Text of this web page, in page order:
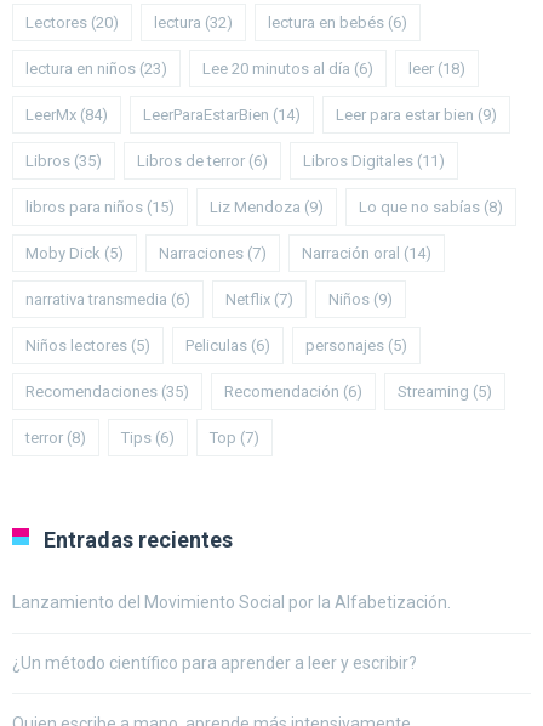
Lectores (20) lectura (32) lectura en bebés (6)
lectura en niños (23) Lee 20 minutos al día (6) leer (18)
LeerMx (84) LeerParaEstarBien (14) Leer para estar bien (9)
Libros (35) Libros de terror (6) Libros Digitales (11)
libros para niños (15) Liz Mendoza (9) Lo que no sabías (8)
Moby Dick (5) Narraciones (7) Narración oral (14)
narrativa transmedia (6) Netflix (7) Niños (9)
Niños lectores (5) Peliculas (6) personajes (5)
Recomendaciones (35) Recomendación (6) Streaming (5)
terror (8) Tips (6) Top (7)
Entradas recientes
Lanzamiento del Movimiento Social por la Alfabetización.
¿Un método científico para aprender a leer y escribir?